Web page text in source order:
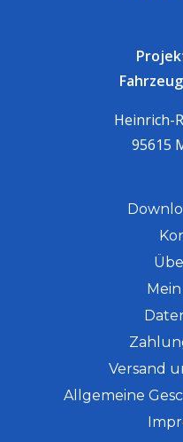
Heinrich-
95615
Versand
Allgemeine